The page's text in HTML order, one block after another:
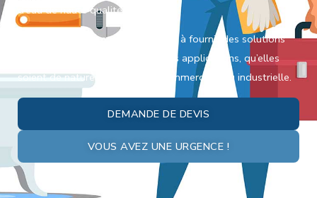
d’eau de haute qualité.
Nos plombiers experts se dédient à fournir des solutions
efficaces et précises pour diverses applications, qu’elles
soient de nature résidentielle, commerciale ou industrielle.
DEMANDE DE DEVIS
VOUS AVEZ UNE URGENCE !